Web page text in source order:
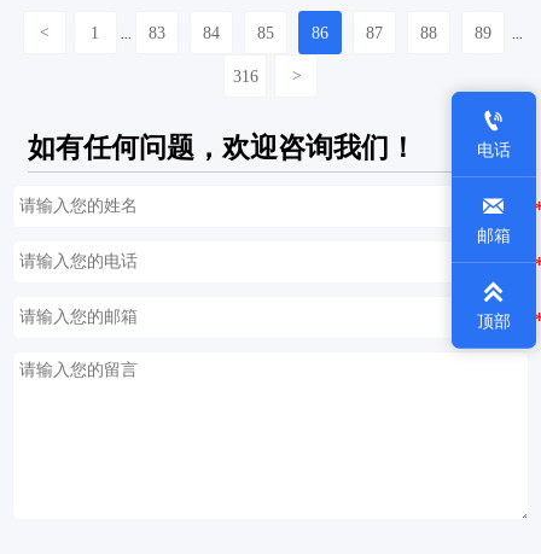
< 1 83 84 85 86 87 88 89
316 >
如有任何问题，欢迎咨询我们！

电话

邮箱

顶部